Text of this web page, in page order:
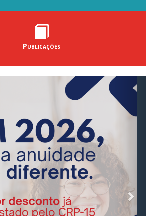
Publicações